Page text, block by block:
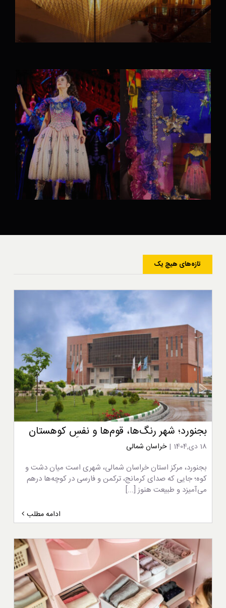
تازه‌های هیچ یک
بجنورد؛ شهر رنگ‌ها، قوم‌ها و نفسِ کوهستان
18 دی,1404 | خراسان شمالی
بجنورد، مرکز استان خراسان شمالی، شهری است میان دشت و
کوه؛ جایی که صدای کرمانج، ترکمن و فارسی در کوچه‌ها درهم
می‌آمیزد و طبیعت هنوز [...]
ادامه مطلب